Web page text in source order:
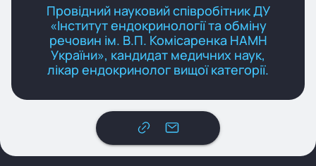
Провідний науковий співробітник ДУ
«Інститут ендокринології та обміну
речовин ім. В.П. Комісаренка НАМН
України», кандидат медичних наук,
лікар ендокринолог вищої категорії.